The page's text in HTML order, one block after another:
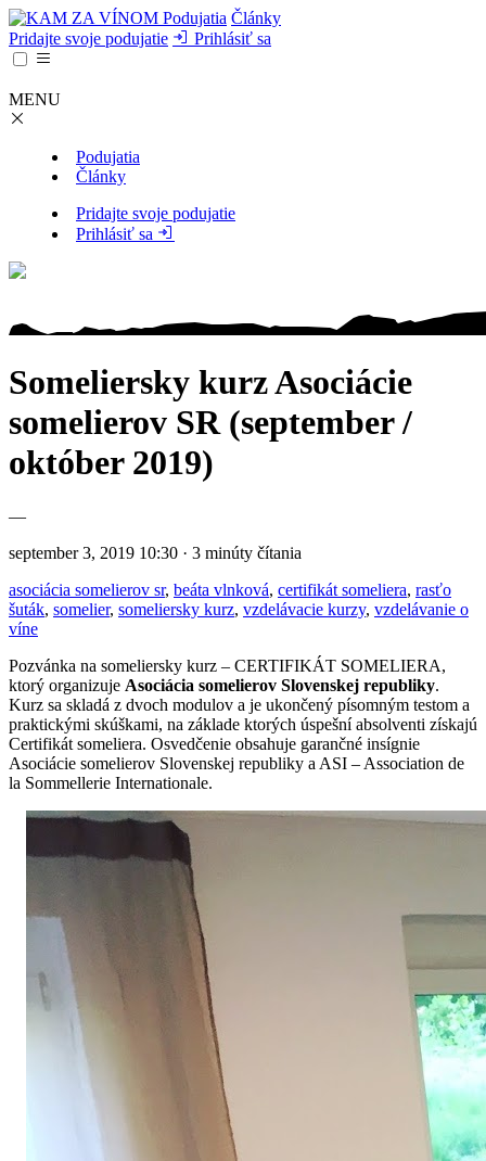
Podujatia Články
Pridajte svoje podujatie
Prihlásiť sa
MENU
Podujatia
Články
Pridajte svoje podujatie
Prihlásiť sa
Someliersky kurz Asociácie
somelierov SR (september /
október 2019)
—
september 3, 2019 10:30 · 3 minúty čítania
asociácia somelierov sr, beáta vlnková, certifikát someliera, rasťo
šuták, somelier, someliersky kurz, vzdelávacie kurzy, vzdelávanie o
víne
Pozvánka na someliersky kurz – CERTIFIKÁT SOMELIERA,
ktorý organizuje Asociácia somelierov Slovenskej republiky.
Kurz sa skladá z dvoch modulov a je ukončený písomným testom a
praktickými skúškami, na základe ktorých úspešní absolventi získajú
Certifikát someliera. Osvedčenie obsahuje garančné insígnie
Asociácie somelierov Slovenskej republiky a ASI – Association de
la Sommellerie Internationale.